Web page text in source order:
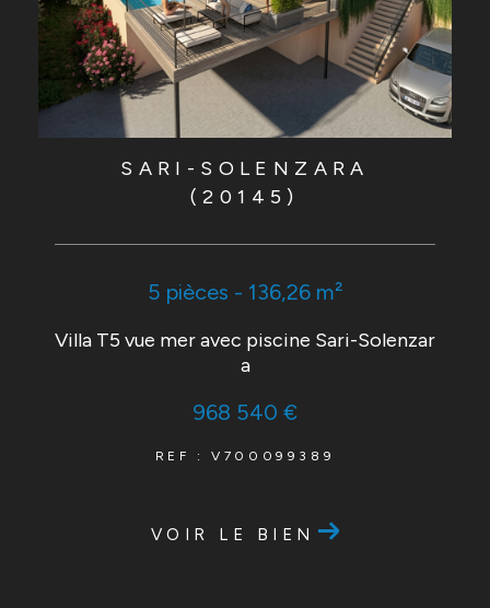
SARI-SOLENZARA
(20145)
5 pièces - 136,26 m²
Villa T5 vue mer avec piscine Sari-Solenzar
a
968 540 €
REF : V700099389
VOIR LE BIEN